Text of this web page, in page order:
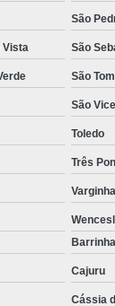
São
Vista São
São
São
Toledo
Três
Varginha
Barrinha
Cajuru
Cássia